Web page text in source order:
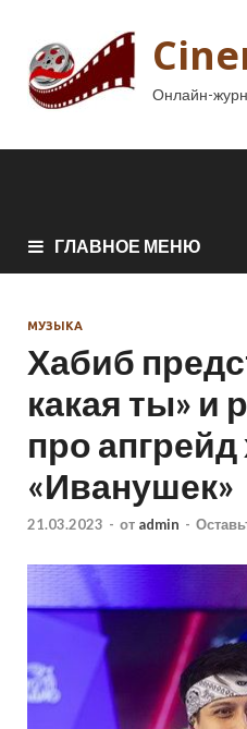
Онлайн-
ГЛАВНОЕ МЕНЮ
МУЗЫКА
Хабиб
какая ты» и
про апгрейд
«Иванушек»
21.03.2023 - от admin -